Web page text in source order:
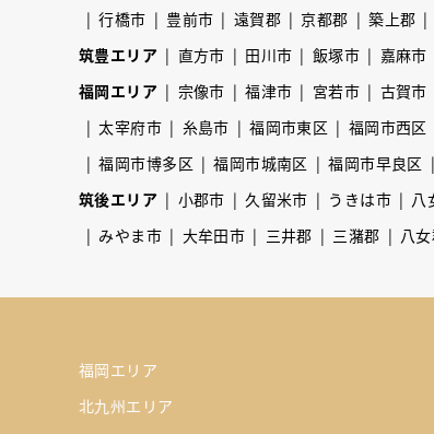
行橋市
豊前市 遠賀郡 京都郡 築上郡
筑豊エリア
直方市 田川市 飯塚市 嘉麻市
福岡エリア
宗像市 福津市 宮若市 古賀市
太宰府市
糸島市 福岡市東区 福岡市西区
福岡市博多区
福岡市城南区 福岡市早良区
筑後エリア
小郡市 久留米市 うきは市 八
みやま市
大牟田市 三井郡 三潴郡 八
福岡エリア
北九州エリア